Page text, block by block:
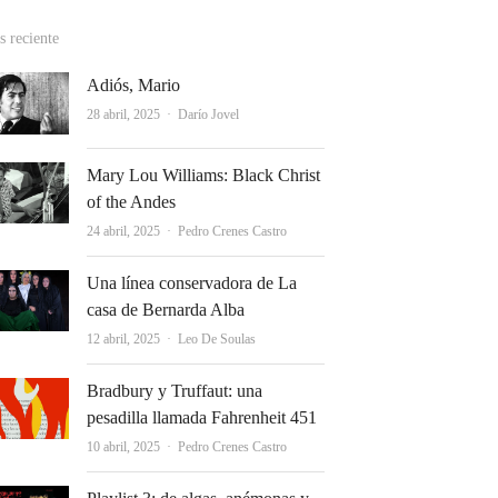
reciente
Adiós, Mario
28 abril, 2025 Autor
Darío Jovel
Mary Lou Williams: Black Christ
of the Andes
24 abril, 2025 Autor
Pedro Crenes Castro
Una línea conservadora de La
casa de Bernarda Alba
12 abril, 2025 Autor
Leo De Soulas
Bradbury y Truffaut: una
pesadilla llamada Fahrenheit 451
10 abril, 2025 Autor
Pedro Crenes Castro